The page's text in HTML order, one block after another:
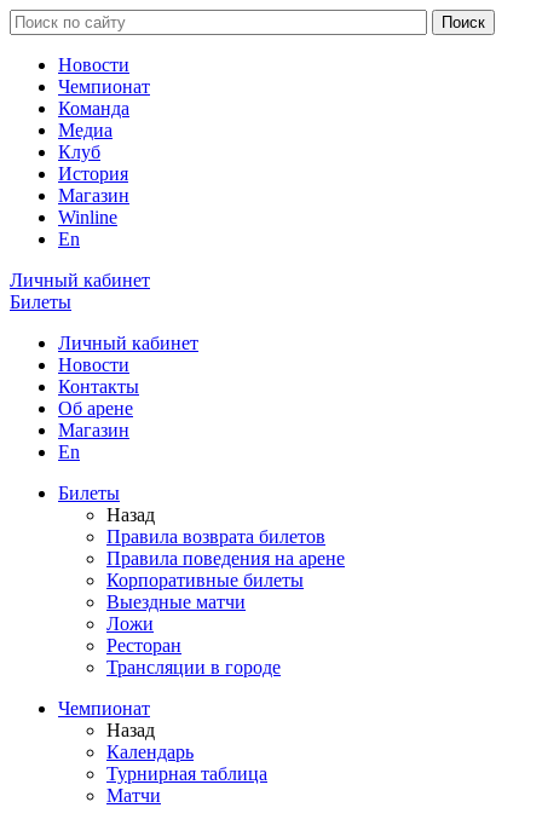
Новости
Чемпионат
Команда
Медиа
Клуб
История
Магазин
Winline
En
Личный кабинет
Билеты
Личный кабинет
Новости
Контакты
Об арене
Магазин
En
Билеты
Назад
Правила возврата билетов
Правила поведения на арене
Корпоративные билеты
Выездные матчи
Ложи
Ресторан
Трансляции в городе
Чемпионат
Назад
Календарь
Турнирная таблица
Матчи